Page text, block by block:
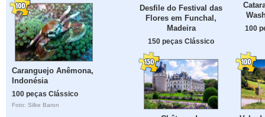
Caranguejo Anêmona,
Indonésia
100 peças Clássico
Foto: Silke Baron
Desfile do Festival das
Flores em Funchal,
Madeira
150 peças Clássico
100